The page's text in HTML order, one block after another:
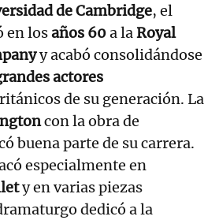
de Cambridge, el
en losaños 60a laRoyal
y acabó consolidándose
actores
de su generación. La
con la obra de
buena parte de su carrera.
especialmente en
y en varias piezas
dedicó a la